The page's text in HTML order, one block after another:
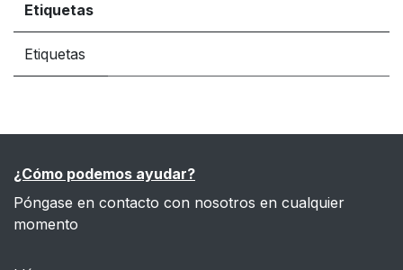
Etiquetas
Etiquetas
¿Cómo podemos ayudar?
Póngase en contacto con nosotros en cualquier
momento